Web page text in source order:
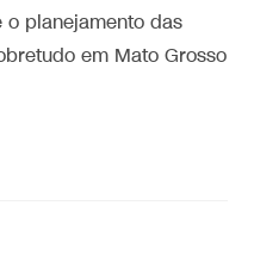
planejamento das
em Mato Grosso